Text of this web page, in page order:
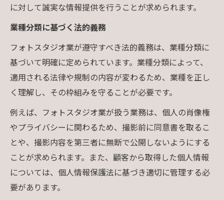
に対して誠実な情報提供を行うことが求められます。
業種分類に基づく法的義務
フォトスタジオ業が遵守すべき法的義務は、業種分類に
基づいて明確に定められています。業種分類によって、
適用される法律や規制の内容が変わるため、業種を正し
く理解し、その枠組みを守ることが必要です。
例えば、フォトスタジオ業が扱う業務は、個人の肖像権
やプライバシーに関わるため、撮影前に同意書を取るこ
とや、撮影内容を第三者に無断で公開しないようにする
ことが求められます。また、顧客から取得した個人情報
については、個人情報保護法に基づき適切に管理する必
要があります。